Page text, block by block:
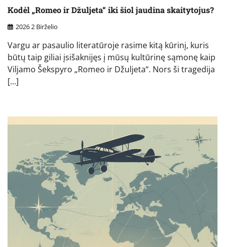
Kodėl „Romeo ir Džuljeta“ iki šiol jaudina skaitytojus?
2026 2 Birželio
Vargu ar pasaulio literatūroje rasime kitą kūrinį, kuris
būtų taip giliai įsišaknijęs į mūsų kultūrinę sąmonę kaip
Viljamo Šekspyro „Romeo ir Džuljeta“. Nors ši tragedija
[…]